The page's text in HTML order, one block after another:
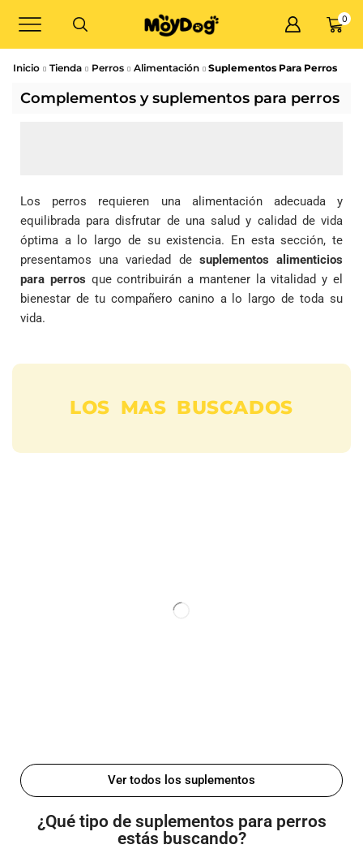
0
Inicio Tienda Perros Alimentación Suplementos Para Perros
Complementos y suplementos para perros
Los perros requieren una alimentación adecuada y
equilibrada para disfrutar de una salud y calidad de vida
óptima a lo largo de su existencia. En esta sección, te
presentamos una variedad de suplementos alimenticios
para perros que contribuirán a mantener la vitalidad y el
bienestar de tu compañero canino a lo largo de toda su
vida.
LOS MAS BUSCADOS
Ver todos los suplementos
¿Qué tipo de suplementos para perros
estás buscando?